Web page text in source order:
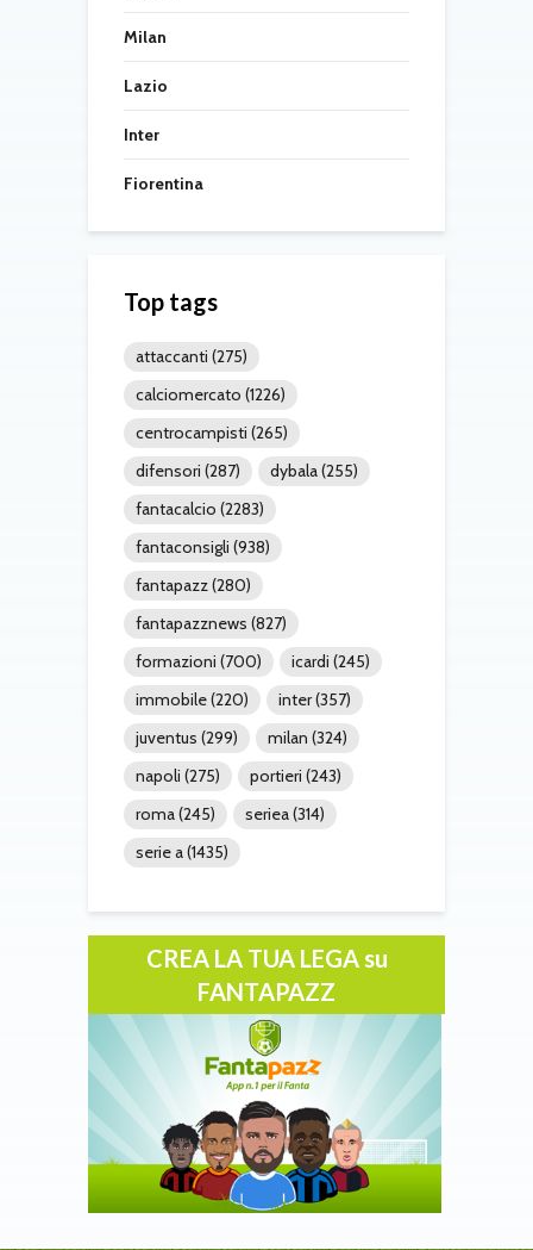
Milan
Lazio
Inter
Fiorentina
Top tags
attaccanti (275)
calciomercato (1226)
centrocampisti (265)
difensori (287) dybala(255)
fantacalcio (2283)
fantaconsigli (938)
fantapazz(280)
fantapazznews (827)
formazioni (700) icardi (245)
immobile(220) inter(357)
juventus (299) milan (324)
napoli (275) portieri (243)
roma(245) seriea(314)
serie a(1435)
CREA LA TUA LEGA su
FANTAPAZZ